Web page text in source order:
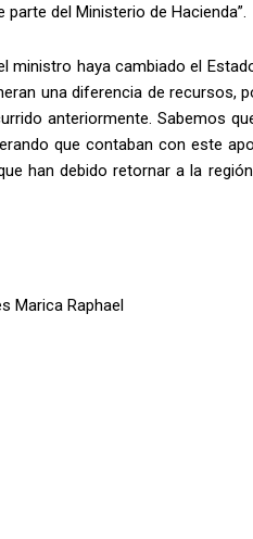
del Ministerio de Hacienda”.
ministro haya cambiado el
una diferencia de recursos,
anteriormente. Sabemos
que contaban con este
han debido retornar a la
Marica Raphael